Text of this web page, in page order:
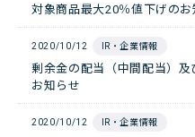
対象商品最大20％値下げのお
2020/10/12 IR・企業情報
剰余金の配当（中間配当）
お知らせ
2020/10/12 IR・企業情報